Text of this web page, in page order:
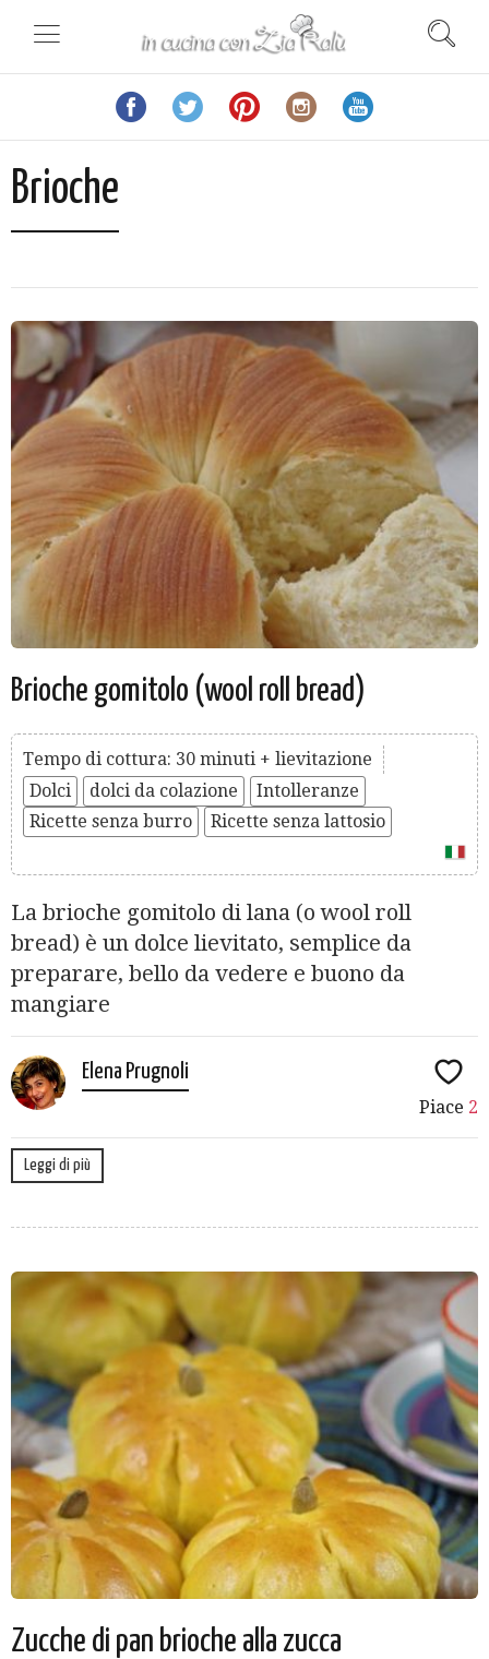
Brioche
Brioche gomitolo (wool roll bread)
Tempo di cottura: 30 minuti + lievitazione
Dolci
dolci da colazione
Intolleranze
Ricette senza burro
Ricette senza lattosio
La brioche gomitolo di lana (o wool roll
bread) è un dolce lievitato, semplice da
preparare, bello da vedere e buono da
mangiare
Elena Prugnoli
Piace 2
Leggi di più
Zucche di pan brioche alla zucca